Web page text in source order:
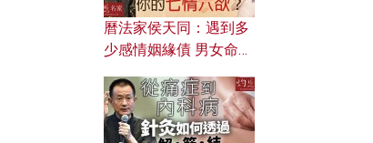
曆法家侯天同：遇到多
少感情姻緣債 男女命途
的七情六欲？